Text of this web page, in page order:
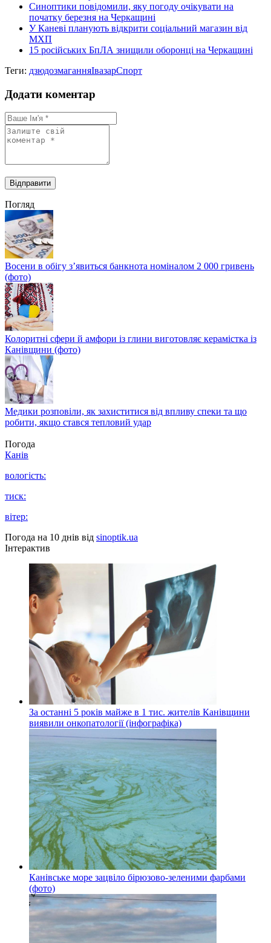
Синоптики повідомили, яку погоду очікувати на
початку березня на Черкащині
У Каневі планують відкрити соціальний магазин від
МХП
15 російських БпЛА знищили оборонці на Черкащині
Теги: дзюдозмаганняІвазарСпорт
Додати коментар
Погляд
Восени в обігу з’явиться банкнота номіналом 2 000 гривень
(фото)
Колоритні сфери й амфори із глини виготовляє керамістка із
Канівщини (фото)
Медики розповіли, як захиститися від впливу спеки та що
робити, якщо стався тепловий удар
Погода
Канів
вологість:
тиск:
вітер:
Погода на 10 днів від sinoptik.ua
Інтерактив
За останні 5 років майже в 1 тис. жителів Канівщини
виявили онкопатології (інфографіка)
Канівське море зацвіло бірюзово-зеленими фарбами
(фото)